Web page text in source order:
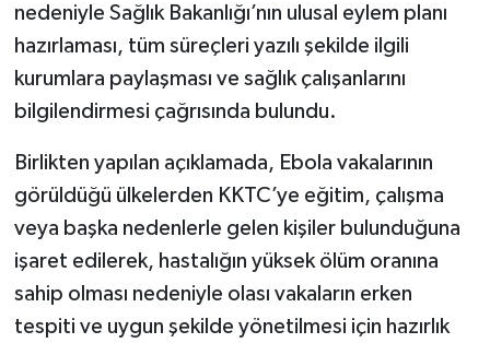
nedeniyle Sağlık Bakanlığı’nın ulusal eylem planı
hazırlaması, tüm süreçleri yazılı şekilde ilgili
kurumlara paylaşması ve sağlık çalışanlarını
bilgilendirmesi çağrısında bulundu.
Birlikten yapılan açıklamada, Ebola vakalarının
görüldüğü ülkelerden KKTC’ye eğitim, çalışma
veya başka nedenlerle gelen kişiler bulunduğuna
işaret edilerek, hastalığın yüksek ölüm oranına
sahip olması nedeniyle olası vakaların erken
tespiti ve uygun şekilde yönetilmesi için hazırlık